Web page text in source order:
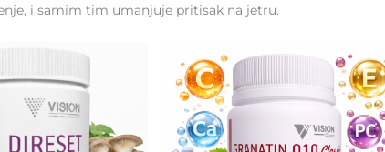
i samim tim umanjuje pritisak na jetru.